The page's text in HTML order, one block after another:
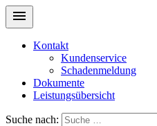
Kontakt
Kundenservice
Schadenmeldung
Dokumente
Leistungsübersicht
Suche nach: